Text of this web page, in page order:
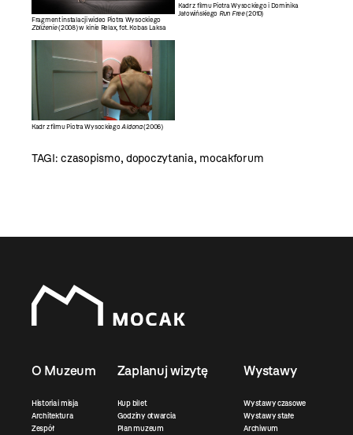
Fragment instalacji wideo Piotra Wysockiego
Zbliżenie(2008) w kinie Relax, fot. Kobas Laksa
Kadr z filmu Piotra Wysockiego i Dominika
Jałowińskiego Run Free(2010)
Kadr z filmu Piotra Wysockiego Aldona(2006)
TAGI:czasopismo, dopoczytania, mocakforum
O Muzeum
Historia i misja
Architektura
Zespół
Zaplanuj wizytę
Kup bilet
Godziny otwarcia
Plan muzeum
Wystawy
Wystawy czasowe
Wystawy stałe
Archiwum